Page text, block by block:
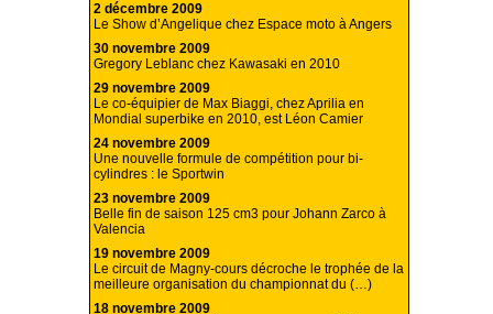
2 décembre 2009
Le Show d’Angelique chez Espace moto à Angers
30 novembre 2009
Gregory Leblanc chez Kawasaki en 2010
29 novembre 2009
Le co-équipier de Max Biaggi, chez Aprilia en
Mondial superbike en 2010, est Léon Camier
24 novembre 2009
Une nouvelle formule de compétition pour bi-
cylindres : le Sportwin
23 novembre 2009
Belle fin de saison 125 cm3 pour Johann Zarco à
Valencia
19 novembre 2009
Le circuit de Magny-cours décroche le trophée de la
meilleure organisation du championnat du (…)
18 novembre 2009